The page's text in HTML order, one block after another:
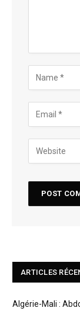
ARTICLES
Algérie-Mali :